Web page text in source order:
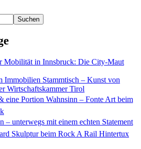
Suchen
Mobilität in Innsbruck: Die City-Maut
Immobilien Stammtisch – Kunst von
Wirtschaftskammer Tirol
eine Portion Wahnsinn – Fonte Art beim
unterwegs mit einem echten Statement
Skulptur beim Rock A Rail Hintertux